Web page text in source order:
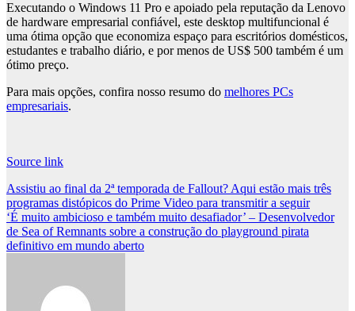
Executando o Windows 11 Pro e apoiado pela reputação da Lenovo
de hardware empresarial confiável, este desktop multifuncional é
uma ótima opção que economiza espaço para escritórios domésticos,
estudantes e trabalho diário, e por menos de US$ 500 também é um
ótimo preço.
Para mais opções, confira nosso resumo do melhores PCs
empresariais.
Source link
Post
navigation
Assistiu ao final da 2ª temporada de Fallout? Aqui estão mais três
programas distópicos do Prime Video para transmitir a seguir
‘É muito ambicioso e também muito desafiador’ – Desenvolvedor
de Sea of ​​Remnants sobre a construção do playground pirata
definitivo em mundo aberto